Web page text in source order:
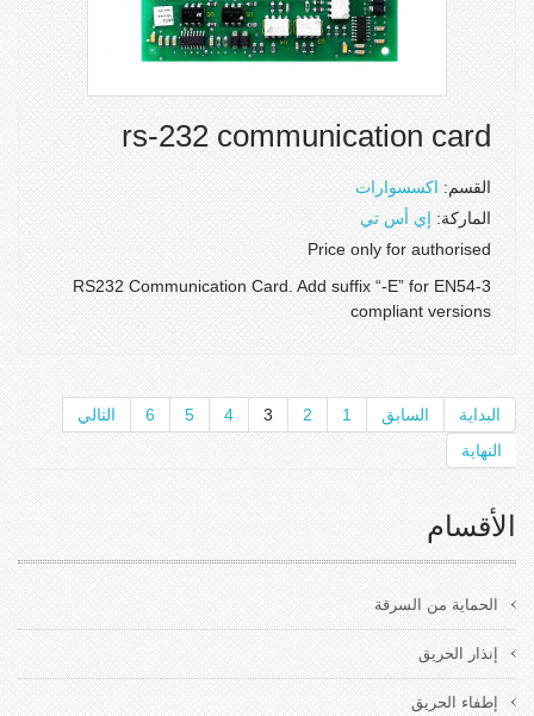
rs-232 communication card
القسم: اكسسوارات
الماركة: إي أس تي
Price only for authorised
3-RS232 Communication Card. Add suffix “-E” for EN54
compliant versions
البداية السابق 1
2
3
4
5
6
التالي
النهاية
الأقسام
الحماية من السرقة
إنذار الحريق
إطفاء الحريق